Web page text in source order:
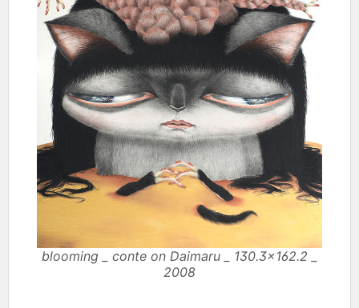
blooming _ conte on Daimaru _ 130.3×162.2 _
2008